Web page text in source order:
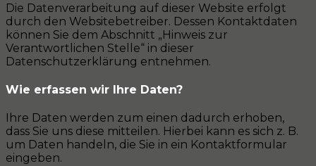
Die Datenverarbeitung auf dieser Website erfolgt
durch den Websitebetreiber. Dessen Kontaktdaten
können Sie dem Abschnitt „Hinweis zur
Verantwortlichen Stelle“ in dieser
Datenschutzerklärung entnehmen.
Wie erfassen wir Ihre Daten?
Ihre Daten werden zum einen dadurch erhoben,
dass Sie uns diese mitteilen. Hierbei kann es sich z. B.
um Daten handeln, die Sie in ein Kontaktformular
eingeben.